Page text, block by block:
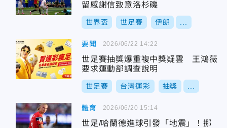
留感謝信致意洛杉磯
世界盃 世足賽 伊朗
要聞
世足賽抽獎爆重複中獎疑雲 王鴻薇
要求運動部調查說明
世足賽 台灣運彩 抽獎
2026/06/22 14:22
體育
世足/哈蘭德進球引發「地震」！挪
2026/06/20 15:14